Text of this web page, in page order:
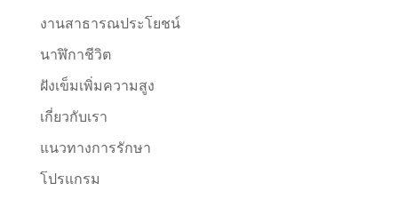
งานสาธารณประโยชน์
นาฬิกาชีวิต
ฝังเข็มเพิ่มความสูง
เกี่ยวกับเรา
แนวทางการรักษา
โปรแกรม